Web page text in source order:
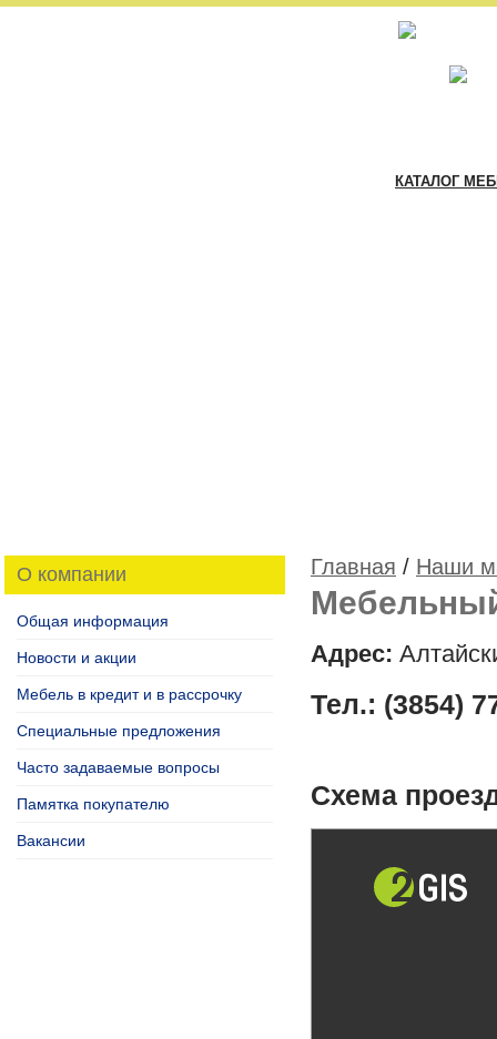
КАТАЛОГ
О компании
Общая информация
Новости и акции
Мебель в кредит и в рассрочку
Специальные предложения
Часто задаваемые вопросы
Памятка покупателю
Вакансии
Главная / Наши
Адрес:
Тел.: (3854)
Схема